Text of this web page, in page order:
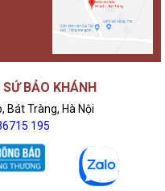
BẢO KHÁNH
Bát Tràng, Hà Nội
195